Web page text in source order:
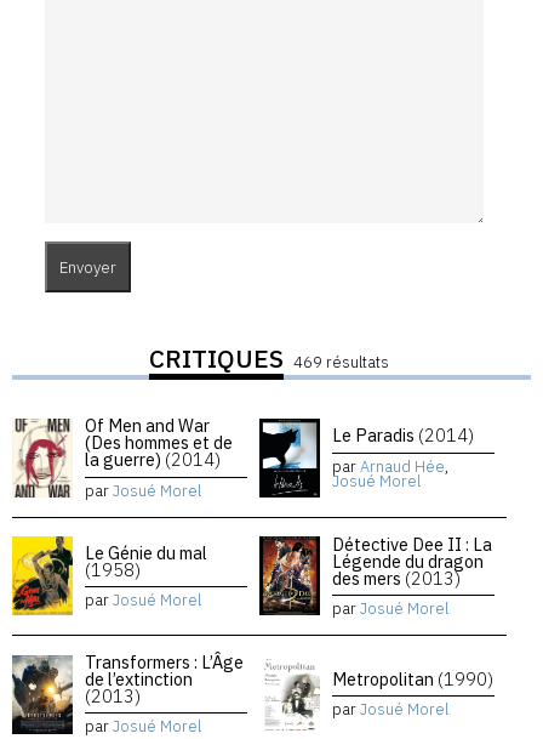
CRITIQUES 469 résultats
Of Men and War
(Des hommes et de
la guerre) (2014)
parJosué Morel
Le Paradis (2014)
parArnaud Hée,
Josué Morel
Le Génie du mal
(1958)
parJosué Morel
Détective Dee II : La
Légende du dragon
des mers (2013)
parJosué Morel
Transformers : L’Âge
de l’extinction
(2013)
parJosué Morel
Metropolitan (1990)
parJosué Morel